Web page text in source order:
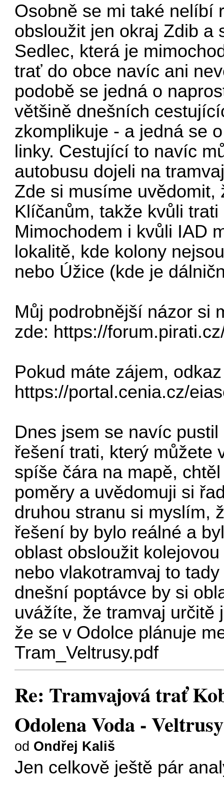
Osobně se mi také nelíbí
obsloužit jen okraj Zdib a
Sedlec, která je
trať do obce navíc ani
podobě se jedná o
většině dnešních
zkomplikuje - a jedná se
linky. Cestující to navíc
autobusu dojeli na
Zde si musíme
Klíčanům, takže kvůli
Mimochodem i kvůli IAD
lokalitě, kde kolony
nebo Úžice (kde je
Můj podrobnější názor si
zde: https://
Pokud máte zájem,
https://portal.cenia.cz/
Dnes jsem se navíc
řešení trati, který můžete
spíše čára na mapě,
poměry a uvědomuji si
druhou stranu si myslím,
řešení by bylo reálné a
oblast obsloužit
nebo vlakotramvaj to
dnešní poptávce by si
uvážíte, že tramvaj určitě
že se v Odolce plánuje
Tram_Veltrusy.pdf
Re: Tramvajová trať
Odolena Voda -
od Ondřej Kališ
Jen celkově ještě pár